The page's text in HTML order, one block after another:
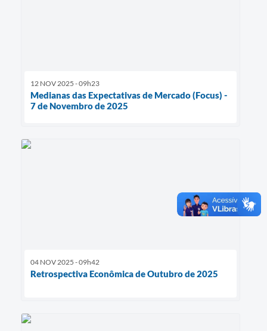
12 NOV 2025 - 09h23
Medianas das Expectativas de Mercado (Focus) -
7 de Novembro de 2025
04 NOV 2025 - 09h42
Retrospectiva Econômica de Outubro de 2025